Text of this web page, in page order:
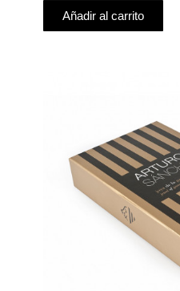
Añadir al carrito